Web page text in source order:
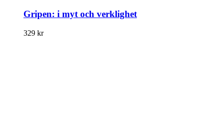
Gripen: i myt och verklighet
329 kr